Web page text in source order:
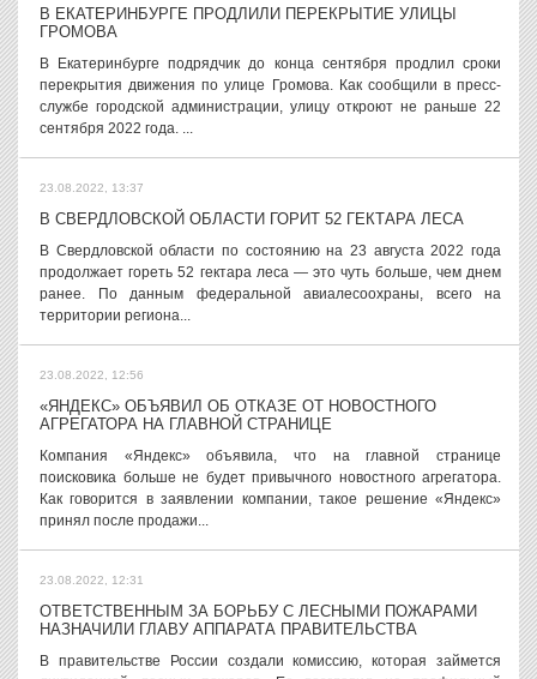
В ЕКАТЕРИНБУРГЕ ПРОДЛИЛИ ПЕРЕКРЫТИЕ УЛИЦЫ
ГРОМОВА
В Екатеринбурге подрядчик до конца сентября продлил сроки
перекрытия движения по улице Громова. Как сообщили в пресс-
службе городской администрации, улицу откроют не раньше 22
сентября 2022 года. ...
23.08.2022, 13:37
В СВЕРДЛОВСКОЙ ОБЛАСТИ ГОРИТ 52 ГЕКТАРА ЛЕСА
В Свердловской области по состоянию на 23 августа 2022 года
продолжает гореть 52 гектара леса — это чуть больше, чем днем
ранее. По данным федеральной авиалесоохраны, всего на
территории региона...
23.08.2022, 12:56
«ЯНДЕКС» ОБЪЯВИЛ ОБ ОТКАЗЕ ОТ НОВОСТНОГО
АГРЕГАТОРА НА ГЛАВНОЙ СТРАНИЦЕ
Компания «Яндекс» объявила, что на главной странице
поисковика больше не будет привычного новостного агрегатора.
Как говорится в заявлении компании, такое решение «Яндекс»
принял после продажи...
23.08.2022, 12:31
ОТВЕТСТВЕННЫМ ЗА БОРЬБУ С ЛЕСНЫМИ ПОЖАРАМИ
НАЗНАЧИЛИ ГЛАВУ АППАРАТА ПРАВИТЕЛЬСТВА
В правительстве России создали комиссию, которая займется